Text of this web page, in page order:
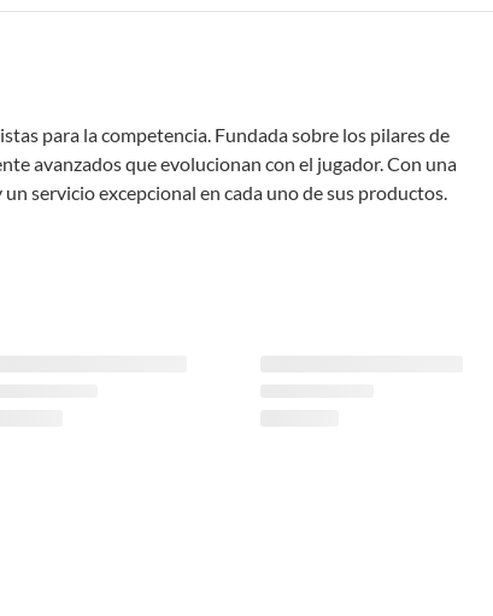
para la competencia. Fundada sobre los pilares de
avanzados que evolucionan con el jugador. Con una
servicio excepcional en cada uno de sus productos.